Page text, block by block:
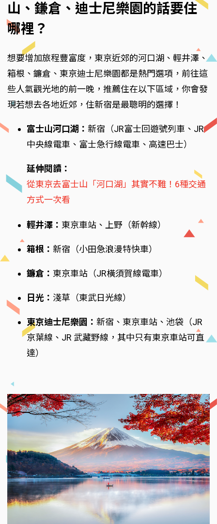
山、鎌倉、迪士尼樂園的話要住
哪裡？
想要增加旅程豐富度，東京近郊的河口湖、輕井澤、
箱根、鐮倉、東京迪士尼樂園都是熱門選項，前往這
些人氣觀光地的前一晚，推薦住在以下區域，你會發
現若想去各地近郊，住新宿是最聰明的選擇！
富士山河口湖： 新宿（JR富士回遊號列車、JR
中央線電車、富士急行線電車、高速巴士）
延伸閱讀：
從東京去富士山「河口湖」其實不難！6種交通
方式一次看
輕井澤： 東京車站、上野（新幹線）
箱根： 新宿（小田急浪漫特快車）
鐮倉： 東京車站（JR橫須賀線電車）
日光： 淺草（東武日光線）
東京迪士尼樂園： 新宿、東京車站、池袋（JR
京葉線、JR 武藏野線，其中只有東京車站可直
達）